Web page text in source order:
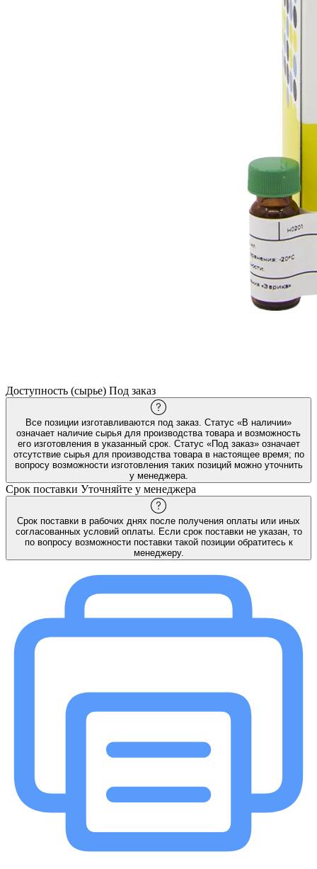
Доступность (сырье) Под заказ
Все позиции изготавливаются под заказ. Статус «В наличии»
означает наличие сырья для производства товара и возможность
его изготовления в указанный срок. Статус «Под заказ» означает
отсутствие сырья для производства товара в настоящее время; по
вопросу возможности изготовления таких позиций можно уточнить
у менеджера.
Срок поставки Уточняйте у менеджера
Срок поставки в рабочих днях после получения оплаты или иных
согласованных условий оплаты. Если срок поставки не указан, то
по вопросу возможности поставки такой позиции обратитесь к
менеджеру.